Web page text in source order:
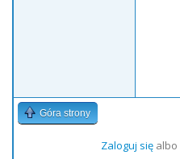
Góra strony
Zaloguj sięalbo